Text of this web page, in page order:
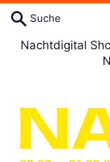
Direkt
zum
Artikel
Suche
Nachtdigital